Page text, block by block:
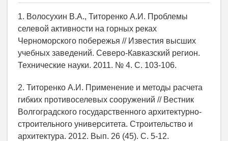
1. Волосухин В.А., Титоренко А.И. Проблемы
селевой активности на горных реках
Черноморского побережья // Известия высших
учебных заведений. Северо-Кавказский регион.
Технические науки. 2011. № 4. С. 103-106.
2. Титоренко А.И. Применение и методы расчета
гибких противоселевых сооружений // Вестник
Волгоградского государственного архитектурно-
строительного университета. Строительство и
архитектура. 2012. Вып. 26 (45). С. 5-12.